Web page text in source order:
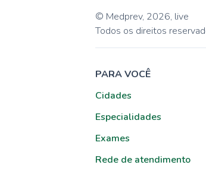
© Medprev, 2026, live
Todos os direitos
PARA VOCÊ
Cidades
Especialidades
Exames
Rede de atendimento